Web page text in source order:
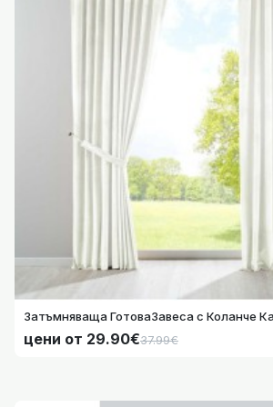
цени от 29.90€37.99€
Затъмняваща ГотоваЗавеса с Коланче Кадифе "МИЛАНО" – Лукс и Функционалност за Релса и Тръбен Корниз 235х135 и 280х135, Цвят Бял 20357